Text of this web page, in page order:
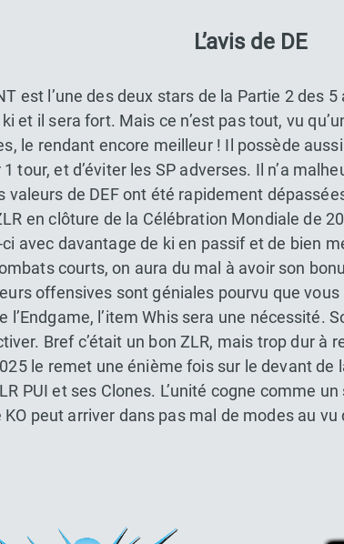
L’avis de DE
est l’une des deux stars de la Partie 2 des
et il sera fort. Mais ce n’est pas tout, vu
le rendant encore meilleur ! Il possède
tour, et d’éviter les SP adverses. Il n’a
valeurs de DEF ont été rapidement
en clôture de la Célébration Mondiale de
avec davantage de ki en passif et de bien
courts, on aura du mal à avoir son
offensives sont géniales pourvu que
l’Endgame, l’item Whis sera une nécessité.
Bref c’était un bon ZLR, mais trop dur à
le remet une énième fois sur le devant de
PUI et ses Clones. L’unité cogne comme
peut arriver dans pas mal de modes au vu
Dokkan